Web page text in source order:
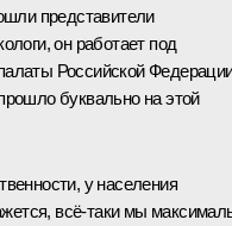
представители
он работает под
Российской
буквально на этой
у населения
всё-таки мы